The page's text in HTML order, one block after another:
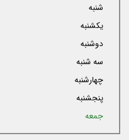
شنبه
یکشنبه
دوشنبه
سه شنبه
چهارشنبه
پنجشنبه
جمعه